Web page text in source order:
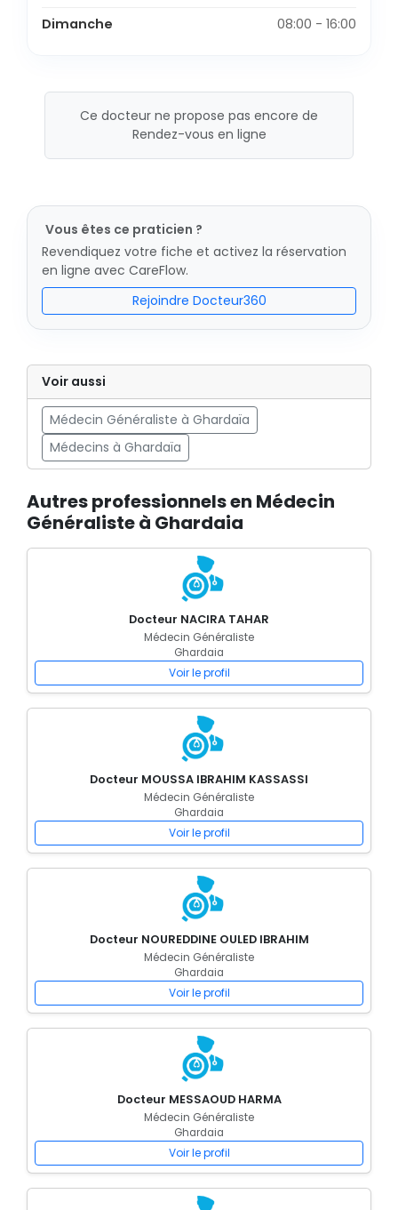
Dimanche
08:00 - 16:00
Ce docteur ne propose pas encore de
Rendez-vous en ligne
Vous êtes ce praticien ?
Revendiquez votre fiche et activez la réservation
en ligne avec CareFlow.
Rejoindre Docteur360
Voir aussi
Médecin Généraliste à Ghardaïa
Médecins à Ghardaïa
Autres professionnels en Médecin
Généraliste à Ghardaia
Docteur NACIRA TAHAR
Médecin Généraliste
Ghardaia
Voir le profil
Docteur MOUSSA IBRAHIM KASSASSI
Médecin Généraliste
Ghardaia
Voir le profil
Docteur NOUREDDINE OULED IBRAHIM
Médecin Généraliste
Ghardaia
Voir le profil
Docteur MESSAOUD HARMA
Médecin Généraliste
Ghardaia
Voir le profil